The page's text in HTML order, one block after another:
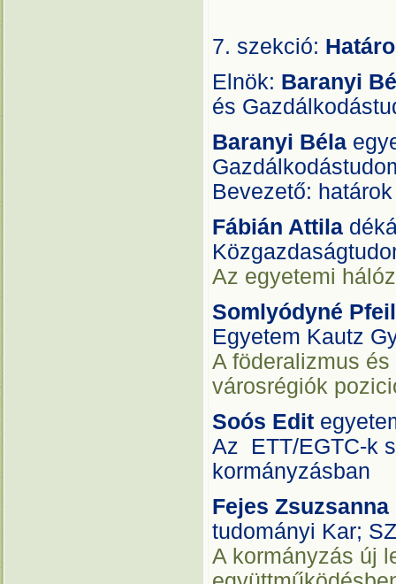
7. szekció:
Elnök: Baranyi
és
Baranyi Béla
Bevezető:
Fábián Attila
Az egyetemi
Somlyódyné
Egyetem Kautz
A föderalizmus
városrégiók
Soós Edit
Az ETT/EGTC-k
kormányzásban
Fejes Zsuzsanna
tudományi Kar;
A kormányzás új